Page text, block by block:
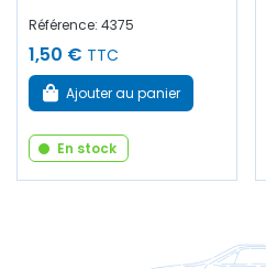
Référence: 4375
1,50 € TTC
Ajouter au panier
En stock